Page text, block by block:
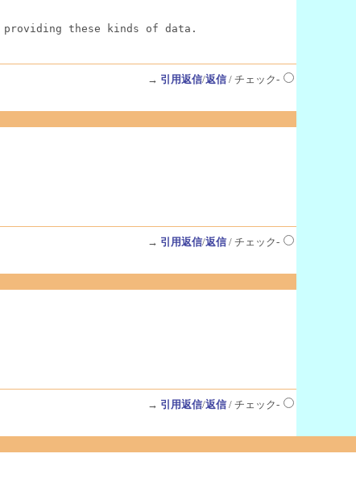
these kinds of data.
→ 引用返信/返信/ チェック-
→ 引用返信/返信/ チェック-
→ 引用返信/返信/ チェック-